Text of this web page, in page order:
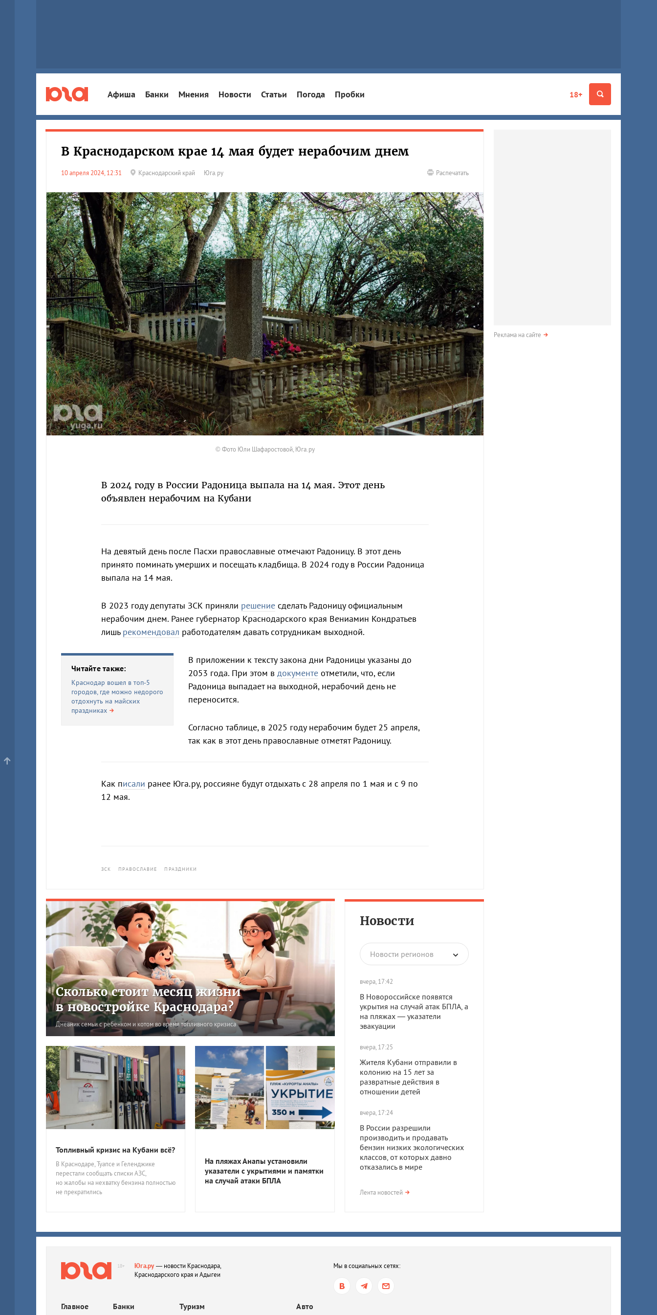
18+
Афиша Банки Мнения Новости Статьи Погода Пробки
В Краснодарском крае 14 мая будет нерабочим днем
10 апреля 2024, 12:31 Краснодарский край Юга.ру Распечатать
© Фото Юли Шафаростовой, Юга.ру
В 2024 году в России Радоница выпала на 14 мая. Этот день
объявлен нерабочим на Кубани
На девятый день после Пасхи православные отмечают Радоницу. В этот день
принято поминать умерших и посещать кладбища. В 2024 году в России Радоница
выпала на 14 мая.
В 2023 году депутаты ЗСК приняли решение сделать Радоницу официальным
нерабочим днем. Ранее губернатор Краснодарского края Вениамин Кондратьев
лишь рекомендовал работодателям давать сотрудникам выходной.
Читайте также:
Краснодар вошел в топ-5
городов, где можно недорого
отдохнуть на майских
праздниках
В приложении к тексту закона дни Радоницы указаны до
2053 года. При этом в документе отметили, что, если
Радоница выпадает на выходной, нерабочий день не
переносится.
Согласно таблице, в 2025 году нерабочим будет 25 апреля,
так как в этот день православные отметят Радоницу.
Как писали ранее Юга.ру, россияне будут отдыхать с 28 апреля по 1 мая и с 9 по
12 мая.
ЗСК ПРАВОСЛАВИЕ ПРАЗДНИКИ
Новости
Новости регионов
вчера, 17:42
В Новороссийске появятся
укрытия на случай атак БПЛА, а
на пляжах — указатели
эвакуации
вчера, 17:25
Жителя Кубани отправили в
колонию на 15 лет за
развратные действия в
отношении детей
вчера, 17:24
В России разрешили
производить и продавать
бензин низких экологических
классов, от которых давно
отказались в мире
вчера, 17:23
после семейной ссоры
В Ростове-на-Дону хотят
обязать пользователей
электросамокатов
Лента новостей
Сколько стоит месяц жизни
в новостройке Краснодара?
Дневник семьи с ребенком и котом во время топливного кризиса
Топливный кризис на Кубани всё?
В Краснодаре, Туапсе и Геленджике
перестали сообщать списки АЗС,
но жалобы на нехватку бензина полностью
не прекратились
На пляжах Анапы установили
указатели с укрытиями и памятки
на случай атаки БПЛА
Реклама на сайте
18+ Юга.ру — новости Краснодара,
Краснодарского края и Адыгеи
Мы в социальных сетях:
Главное Банки Туризм Авто